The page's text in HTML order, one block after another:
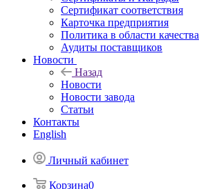
Сертификат соответствия
Карточка предприятия
Политика в области качества
Аудиты поставщиков
Новости
Назад
Новости
Новости завода
Статьи
Контакты
English
Личный кабинет
Корзина0